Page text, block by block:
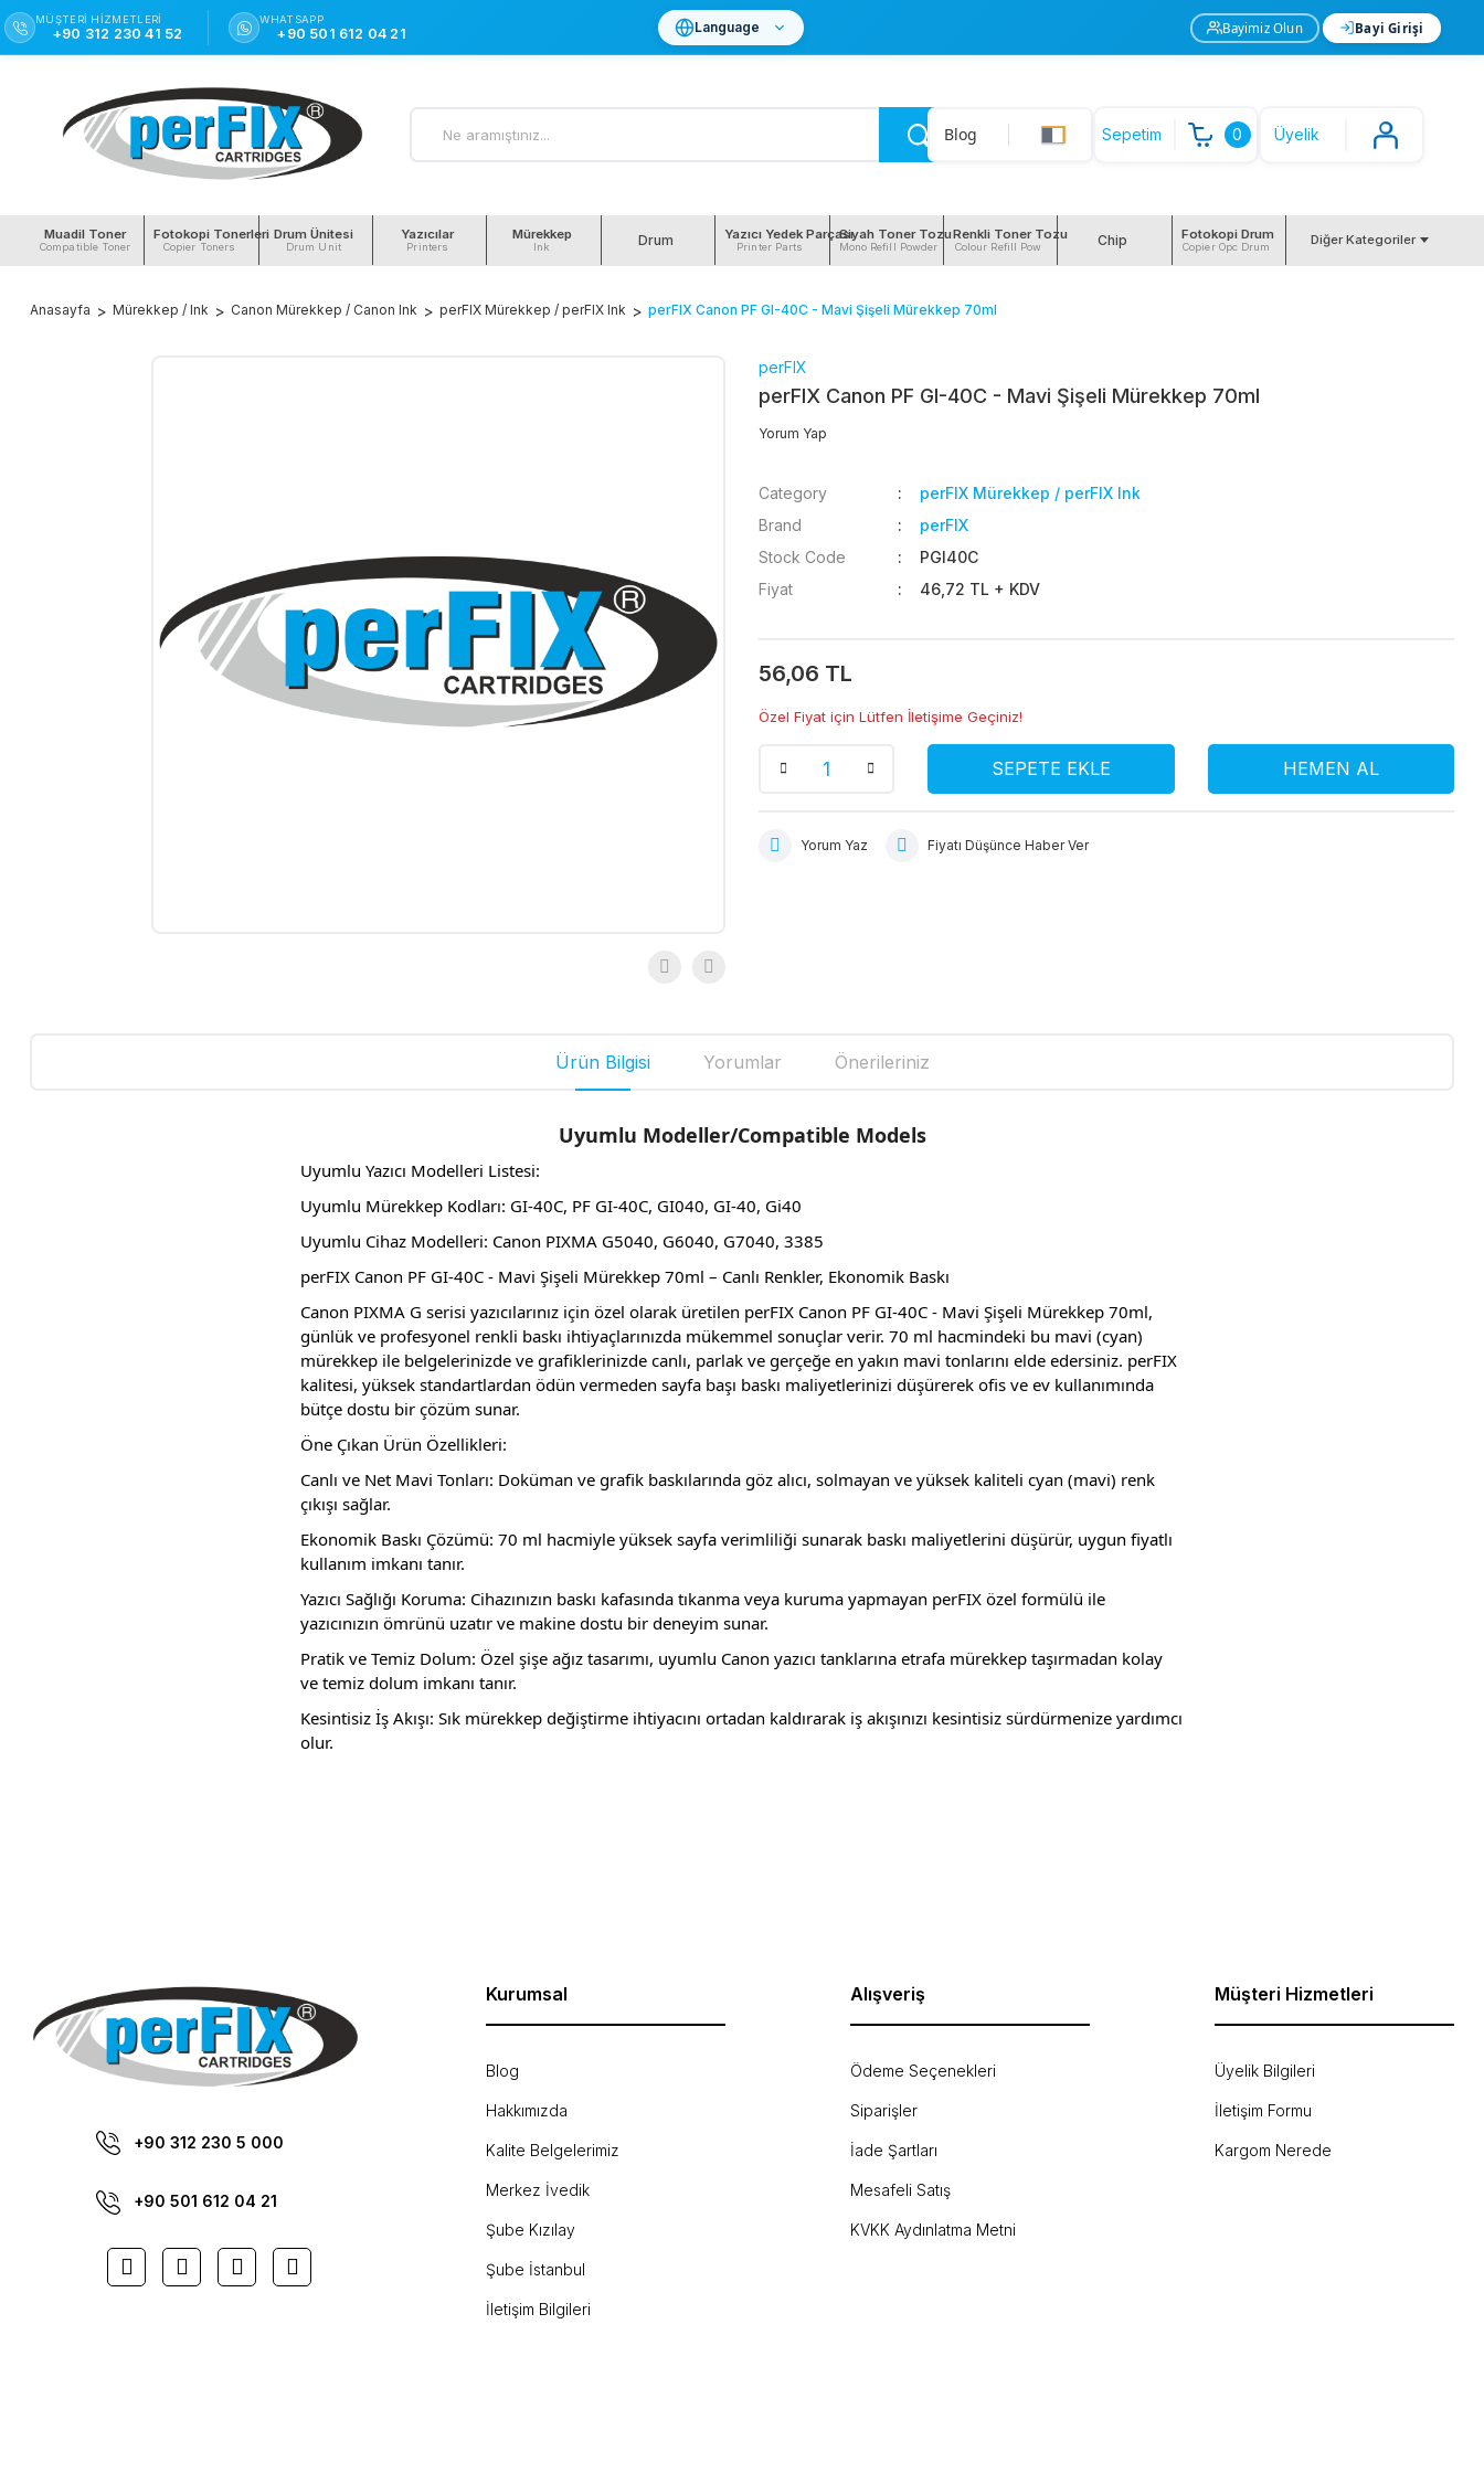
MÜŞTERI HIZMETLERI
+90 312 230 41 52
WHATSAPP
+90 501 612 04 21 Language Bayimiz Olun Bayi Girişi
Blog Sepetim 0 Üyelik
Muadil Toner
Compatible Toner
Fotokopi Tonerleri
Copier Toners
Drum Ünitesi
Drum Unit
Yazıcılar
Printers
Mürekkep
Ink Drum Yazıcı Yedek Parçası
Printer Parts
Siyah Toner Tozu
Mono Refill Powder
Renkli Toner Tozu
Colour Refill Pow Chip Fotokopi Drum
Copier Opc Drum Diğer Kategoriler
Anasayfa Mürekkep / Ink Canon Mürekkep / Canon Ink perFIX Mürekkep / perFIX Ink perFIX Canon PF GI-40C - Mavi Şişeli Mürekkep 70ml
perFIX
perFIX Canon PF GI-40C - Mavi Şişeli Mürekkep 70ml
Yorum Yap
Category
perFIX Mürekkep / perFIX Ink
Brand
perFIX
Stock Code
PGI40C
Fiyat
46,72 TL + KDV
56,06 TL
Özel Fiyat için Lütfen İletişime Geçiniz!
SEPETE EKLE HEMEN AL
Yorum Yaz Fiyatı Düşünce Haber Ver
Ürün Bilgisi Yorumlar Önerileriniz
Uyumlu Modeller/Compatible Models
Uyumlu Yazıcı Modelleri Listesi:
Uyumlu Mürekkep Kodları: GI-40C, PF GI-40C, GI040, GI-40, Gi40
Uyumlu Cihaz Modelleri: Canon PIXMA G5040, G6040, G7040, 3385
perFIX Canon PF GI-40C - Mavi Şişeli Mürekkep 70ml – Canlı Renkler, Ekonomik Baskı
Canon PIXMA G serisi yazıcılarınız için özel olarak üretilen perFIX Canon PF GI-40C - Mavi Şişeli Mürekkep 70ml,
günlük ve profesyonel renkli baskı ihtiyaçlarınızda mükemmel sonuçlar verir. 70 ml hacmindeki bu mavi (cyan)
mürekkep ile belgelerinizde ve grafiklerinizde canlı, parlak ve gerçeğe en yakın mavi tonlarını elde edersiniz. perFIX
kalitesi, yüksek standartlardan ödün vermeden sayfa başı baskı maliyetlerinizi düşürerek ofis ve ev kullanımında
bütçe dostu bir çözüm sunar.
Öne Çıkan Ürün Özellikleri:
Canlı ve Net Mavi Tonları: Doküman ve grafik baskılarında göz alıcı, solmayan ve yüksek kaliteli cyan (mavi) renk
çıkışı sağlar.
Ekonomik Baskı Çözümü: 70 ml hacmiyle yüksek sayfa verimliliği sunarak baskı maliyetlerini düşürür, uygun fiyatlı
kullanım imkanı tanır.
Yazıcı Sağlığı Koruma: Cihazınızın baskı kafasında tıkanma veya kuruma yapmayan perFIX özel formülü ile
yazıcınızın ömrünü uzatır ve makine dostu bir deneyim sunar.
Pratik ve Temiz Dolum: Özel şişe ağız tasarımı, uyumlu Canon yazıcı tanklarına etrafa mürekkep taşırmadan kolay
ve temiz dolum imkanı tanır.
Kesintisiz İş Akışı: Sık mürekkep değiştirme ihtiyacını ortadan kaldırarak iş akışınızı kesintisiz sürdürmenize yardımcı
olur.
+90 312 230 5 000
+90 501 612 04 21
Kurumsal
Blog
Hakkımızda
Kalite Belgelerimiz
Merkez İvedik
Şube Kızılay
Şube İstanbul
İletişim Bilgileri
Alışveriş
Ödeme Seçenekleri
Siparişler
İade Şartları
Mesafeli Satış
KVKK Aydınlatma Metni
Müşteri Hizmetleri
Üyelik Bilgileri
İletişim Formu
Kargom Nerede